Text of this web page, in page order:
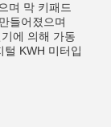
며 막 키패드
들어졌으며
에 의해 가동
KWH 미터입